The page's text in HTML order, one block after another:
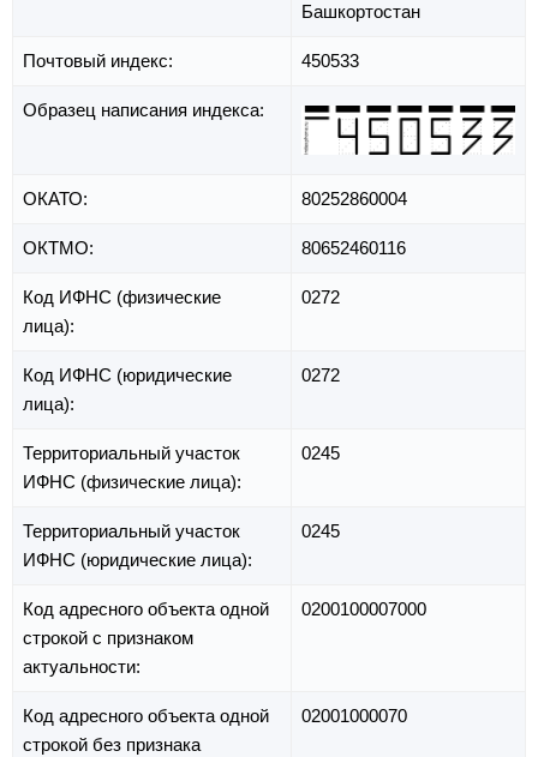
Башкортостан
Почтовый индекс: 450533
Образец написания индекса:
ОКАТО: 80252860004
ОКТМО: 80652460116
Код ИФНС (физические
лица):
0272
Код ИФНС (юридические
лица):
0272
Территориальный участок
ИФНС (физические лица):
0245
Территориальный участок
ИФНС (юридические лица):
0245
Код адресного объекта одной
строкой с признаком
актуальности:
0200100007000
Код адресного объекта одной
строкой без признака
02001000070